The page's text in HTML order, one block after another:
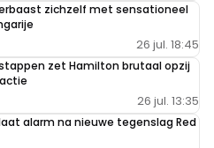
zichzelf met sensationeel
26 jul. 18:45
zet Hamilton brutaal opzij
26 jul. 13:35
alarm na nieuwe tegenslag Red